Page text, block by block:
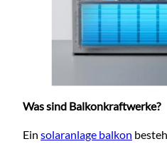
Was sind Balkonkraftwerke?
Ein solaranlage balkon